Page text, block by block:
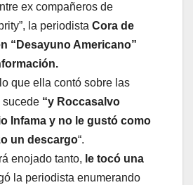
ex compañeros de
la periodista Cora de
“Desayuno Americano”
que ella contó sobre las
sucede “y Roccasalvo
Infama y no le gustó como
un descargo“.
enojado tanto, le tocó una
la periodista enumerando